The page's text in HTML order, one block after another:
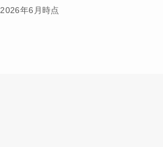
2026年6月時点